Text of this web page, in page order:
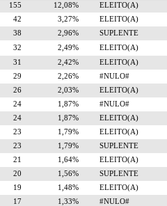
155 12,08%
ELEITO(A)
42 3,27%
ELEITO(A)
38 2,96%
SUPLENTE
32 2,49%
ELEITO(A)
31 2,42%
ELEITO(A)
29 2,26%
#NULO#
26 2,03%
ELEITO(A)
24 1,87%
#NULO#
24 1,87%
ELEITO(A)
23 1,79%
ELEITO(A)
23 1,79%
SUPLENTE
21 1,64%
ELEITO(A)
20 1,56%
SUPLENTE
19 1,48%
ELEITO(A)
17 1,33%
#NULO#